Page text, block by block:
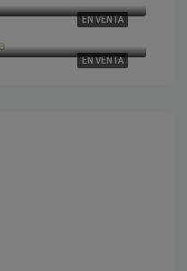
EN VENTA
EN VENTA